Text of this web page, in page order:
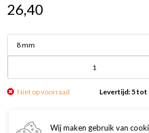
26,40
8 mm
Niet op voorraad Levertijd: 5 tot
Wij maken gebruik van